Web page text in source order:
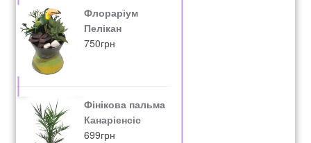
Флораріум
Пелікан
750грн
Фінікова пальма
Канаріенсіс
699грн